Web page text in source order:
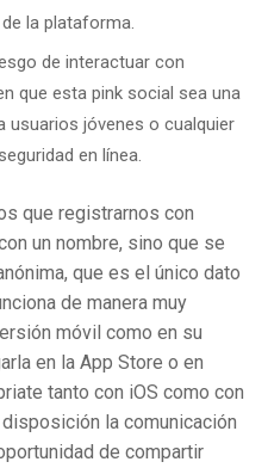
la plataforma.
de interactuar con
que esta pink social sea una
usuarios jóvenes o cualquier
en línea.
que registrarnos con
un nombre, sino que se
que es el único dato
de manera muy
móvil como en su
en la App Store o en
tanto con iOS como con
la comunicación
de compartir